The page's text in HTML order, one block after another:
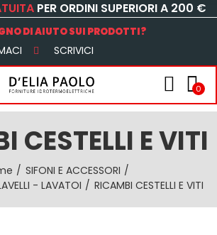
PER ORDINI SUPERIORI A 200 €
DI AIUTO SUI PRODOTTI?
SCRIVICI
0
CESTELLI E VITI
SIFONI E ACCESSORI
- LAVATOI
RICAMBI CESTELLI E VITI